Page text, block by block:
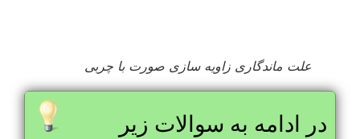
علت ماندگاری زاویه سازی صورت با چربی
در ادامه به سوالات زیر